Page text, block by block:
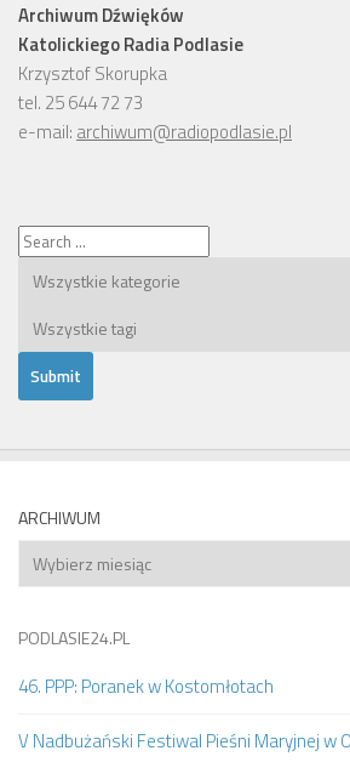
Archiwum Dźwięków
Katolickiego Radia Podlasie
Krzysztof Skorupka
tel. 25 644 72 73
e-mail: archiwum@radiopodlasie.pl
ARCHIWUM
Archiwum
PODLASIE24.PL
46. PPP: Poranek w Kostomłotach
V Nadbużański Festiwal Pieśni Maryjnej w